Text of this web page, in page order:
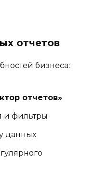
отчетов
бизнеса:
отчетов»
и фильтры
данных